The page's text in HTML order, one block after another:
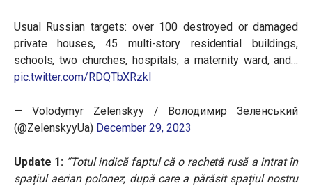
Usual Russian targets: over 100 destroyed or damaged
private houses, 45 multi-story residential buildings,
schools, two churches, hospitals, a maternity ward, and…
pic.twitter.com/RDQTbXRzkI
— Volodymyr Zelenskyy / Володимир Зеленський
(@ZelenskyyUa) December 29, 2023
Update 1: “Totul indică faptul că o rachetă rusă a intrat în
spațiul aerian polonez, după care a părăsit spațiul nostru